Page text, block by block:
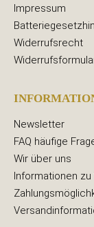
Impressum
Widerrufsrecht
Newsletter
FAQ häufige
Wir über uns
Informationen